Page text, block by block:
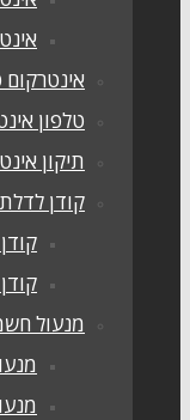
אינטרקום
אינטרקום טלויזיה
טלפון אינטרקום
תיקון אינטרקום
קודן לדלת
קודן לדלת
קודן לשער
מנעול חשמלי
מנעול
מנעול